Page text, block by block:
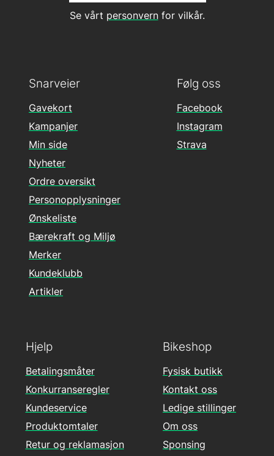
Se vårt personvernfor vilkår.
Følg oss
Facebook
Instagram
Strava
Hjelp
Betalingsmåter
Konkurranseregler
Kundeservice
Produktomtaler
Retur og reklamasjon
Snarveier
Gavekort
Kampanjer
Min side
Nyheter
Ordre oversikt
Personopplysninger
Ønskeliste
Bærekraft og Miljø
Merker
Kundeklubb
Artikler
Bikeshop
Fysisk butikk
Kontakt oss
Ledige stillinger
Om oss
Sponsing